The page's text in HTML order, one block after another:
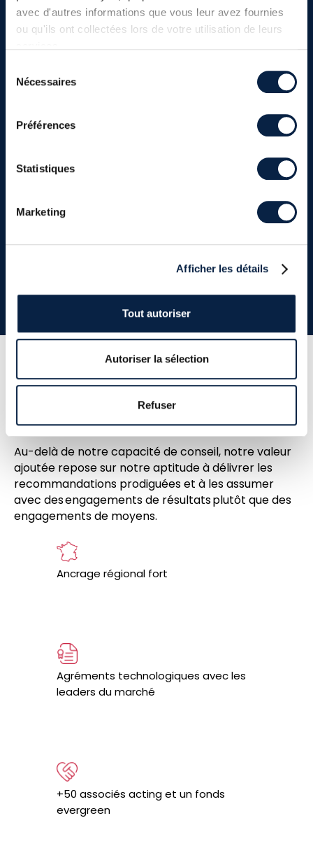
avec d'autres informations que vous leur avez fournies
ou qu'ils ont collectées lors de votre utilisation de leurs
Nécessaires
Préférences
Statistiques
Marketing
Afficher les détails
Tout autoriser
Autoriser la sélection
Refuser
Un modèle agile au service de la
transformation des ETIs
Au-delà de notre capacité de conseil, notre valeur
ajoutée repose sur notre aptitude à délivrer les
recommandations prodiguées et à les assumer
avec des engagements de résultats plutôt que des
engagements de moyens.
Ancrage régional fort
Agréments technologiques avec les
leaders du marché
+50 associés acting et un fonds
evergreen